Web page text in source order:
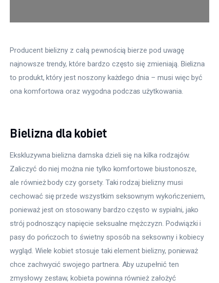
Więcej
Producent bielizny z całą pewnością bierze pod uwagę
najnowsze trendy, które bardzo często się zmieniają. Bielizna
to produkt, który jest noszony każdego dnia – musi więc być
ona komfortowa oraz wygodna podczas użytkowania.
Bielizna dla kobiet
Ekskluzywna bielizna damska dzieli się na kilka rodzajów.
Zaliczyć do niej można nie tylko komfortowe biustonosze,
ale również body czy gorsety. Taki rodzaj bielizny musi
cechować się przede wszystkim seksownym wykończeniem,
ponieważ jest on stosowany bardzo często w sypialni, jako
strój podnoszący napięcie seksualne mężczyzn. Podwiązki i
pasy do pończoch to świetny sposób na seksowny i kobiecy
wygląd. Wiele kobiet stosuje taki element bielizny, ponieważ
chce zachwycić swojego partnera. Aby uzupełnić ten
zmysłowy zestaw, kobieta powinna również założyć